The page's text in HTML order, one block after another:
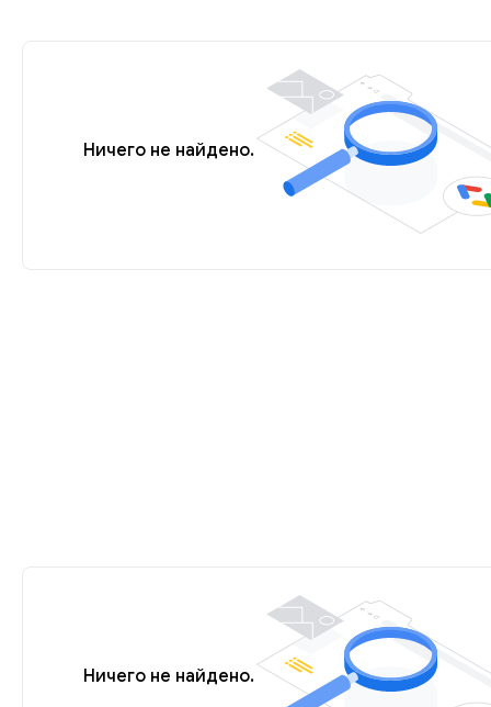
Ничего не найдено.
Ничего не найдено.